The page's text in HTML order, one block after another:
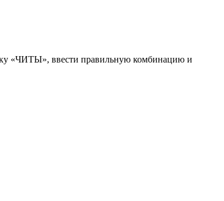
«ЧИТЫ», ввести правильную комбинацию и